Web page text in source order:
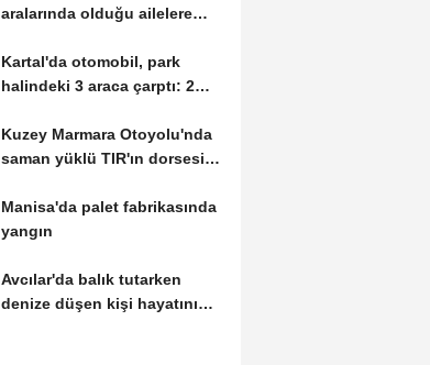
aralarında olduğu ailelere
Kartal'da otomobil, park
halindeki 3 araca çarptı: 2
Kuzey Marmara Otoyolu'nda
saman yüklü TIR'ın dorsesi
Manisa'da palet fabrikasında
yangın
Avcılar'da balık tutarken
denize düşen kişi hayatını